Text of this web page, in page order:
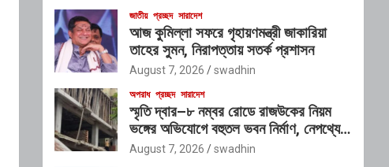
জাতীয় প্রচ্ছদ সারাদেশ
আজ কুমিল্লা সফরে গৃহায়ণমন্ত্রী জাকারিয়া
তাহের সুমন, নিরাপত্তায় সতর্ক প্রশাসন
August 7, 2026 swadhin
অপরাধ প্রচ্ছদ সারাদেশ
স্মৃতি দ্বার–৮ নম্বর রোডে রাজউকের নিয়ম
ভঙ্গের অভিযোগে বহুতল ভবন নির্মাণ, নেপথ্যে
প্রভাবশালী চক্রের যোগসাজশের প্রশ্ন
August 7, 2026 swadhin